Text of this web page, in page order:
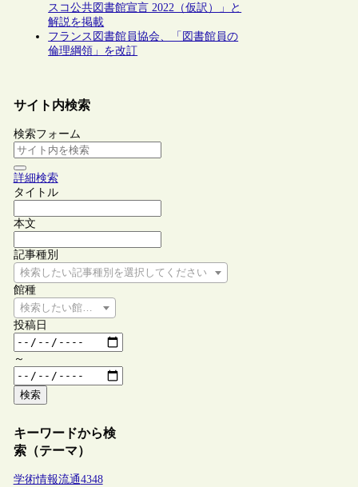
スコ公共図書館宣言 2022（仮訳）」と
解説を掲載
フランス図書館員協会、「図書館員の
倫理綱領」を改訂
サイト内検索
検索フォーム
詳細検索
タイトル
本文
記事種別
検索したい記事種別を選択してください
館種
検索したい館種を選択してください
投稿日
～
検索
キーワードから検
索（テーマ）
学術情報流通4348